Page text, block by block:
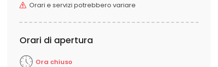
Orari e servizi potrebbero variare
Orari di apertura
Ora chiuso